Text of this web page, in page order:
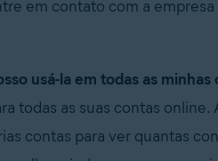
em contato com a
usá-la em todas as minhas
todas as suas contas
contas para ver quantas